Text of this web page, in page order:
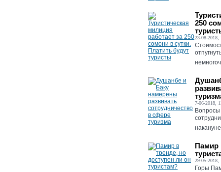
250
23-08-2018,
7-06-2018,
Вопросы
Памир
29-05-2018,
Горы